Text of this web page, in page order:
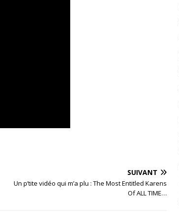
SUIVANT
Un p’tite vidéo qui m’a plu : The Most Entitled Karens
Of ALL TIME…